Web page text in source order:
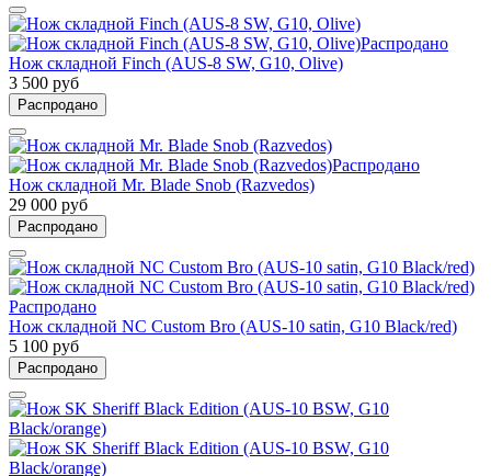
Распродано
Нож складной Finch (AUS-8 SW, G10, Olive)
3 500 руб
Распродано
Распродано
Нож складной Mr. Blade Snob (Razvedos)
29 000 руб
Распродано
Распродано
Нож складной NC Custom Bro (AUS-10 satin, G10 Black/red)
5 100 руб
Распродано